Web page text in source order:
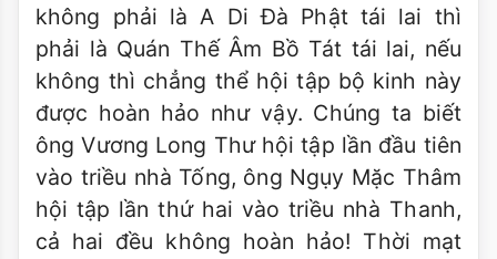
không phải là A Di Ðà Phật tái lai thì
phải là Quán Thế Âm Bồ Tát tái lai, nếu
không thì chẳng thể hội tập bộ kinh này
được hoàn hảo như vậy. Chúng ta biết
ông Vương Long Thư hội tập lần đầu tiên
vào triều nhà Tống, ông Ngụy Mặc Thâm
hội tập lần thứ hai vào triều nhà Thanh,
cả hai đều không hoàn hảo! Thời mạt